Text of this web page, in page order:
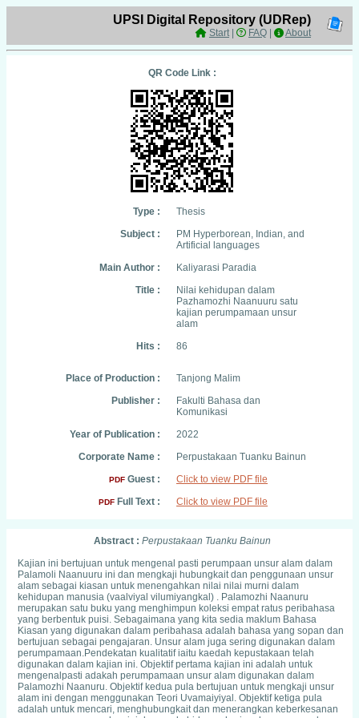
UPSI Digital Repository (UDRep)
Start| FAQ About
QR Code Link :
Type :
Thesis
Subject :
PM Hyperborean, Indian, and
Artificial languages
Main Author :
Kaliyarasi Paradia
Title :
Nilai kehidupan dalam
Pazhamozhi Naanuuru satu
kajian perumpamaan unsur
alam
Hits :
86
Place of Production :
Tanjong Malim
Publisher :
Fakulti Bahasa dan
Komunikasi
Year of Publication :
2022
Corporate Name :
Perpustakaan Tuanku Bainun
PDF Guest : Click to view PDF file
PDF Full Text : Click to view PDF file
Abstract : Perpustakaan Tuanku Bainun
Kajian ini bertujuan untuk mengenal pasti perumpaan unsur alam dalam
Palamoli Naanuuru ini dan mengkaji hubungkait dan penggunaan unsur
alam sebagai kiasan untuk menengahkan nilai nilai murni dalam
kehidupan manusia (vaalviyal vilumiyangkal) . Palamozhi Naanuru
merupakan satu buku yang menghimpun koleksi empat ratus peribahasa
yang berbentuk puisi. Sebagaimana yang kita sedia maklum Bahasa
Kiasan yang digunakan dalam peribahasa adalah bahasa yang sopan dan
bertujuan sebagai pengajaran. Unsur alam juga sering digunakan dalam
perumpamaan.Pendekatan kualitatif iaitu kaedah kepustakaan telah
digunakan dalam kajian ini. Objektif pertama kajian ini adalah untuk
mengenalpasti adakah perumpamaan unsur alam digunakan dalam
Palamozhi Naanuru. Objektif kedua pula bertujuan untuk mengkaji unsur
alam ini dengan menggunakan Teori Uvamaiyiyal. Objektif ketiga pula
adalah untuk mencari, menghubungkait dan menerangkan keberkesanan